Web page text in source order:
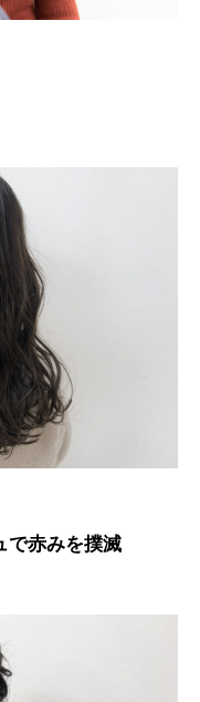
で赤みを撲滅